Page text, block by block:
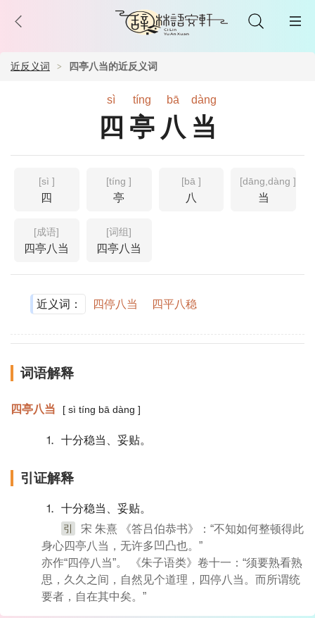
近反义词 四亭八当的近反义词
sì tíng bā dàng
四亭八当
[sì ]
四
[tíng ]
亭
[bā ]
八
[dāng,dàng ]
当
[成语]
四亭八当
[词组]
四亭八当
近义词： 四停八当 四平八稳
词语解释
四亭八当 [ sì tíng bā dàng ]
⒈ 十分稳当、妥贴。
引证解释
⒈ 十分稳当、妥贴。
引
宋 朱熹 《答吕伯恭书》：“不知如何整顿得此
身心四亭八当，无许多凹凸也。”
亦作“四停八当”。 《朱子语类》卷十一：“须要熟看熟
思，久久之间，自然见个道理，四停八当。而所谓统
要者，自在其中矣。”